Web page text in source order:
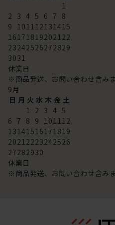
1
2 3 4 5 6 7 8
9 101112131415
16171819202122
23242526272829
3031
休業日
※商品発送、お問い合わせ含みま
9月
日 月 火 水 木 金 土
1 2 3 4 5
6 7 8 9 101112
13141516171819
20212223242526
27282930
休業日
※商品発送、お問い合わせ含みま